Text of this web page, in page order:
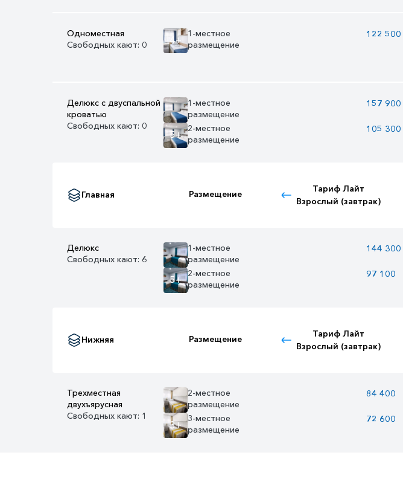
Одноместная
Свободных кают: 0
4+
1-местное
размещение
122 500
Делюкс с двуспальной
кроватью
Свободных кают: 0
1-местное
размещение
157 900
5+
2-местное
размещение
105 300
Главная Размещение
Тариф Лайт
Взрослый (завтрак)
Делюкс
Свободных кают: 6
1-местное
размещение
144 300
5+
2-местное
размещение
97 100
Нижняя Размещение
Тариф Лайт
Взрослый (завтрак)
Трехместная
двухъярусная
Свободных кают: 1
2-местное
размещение
84 400
3+
3-местное
размещение
72 600